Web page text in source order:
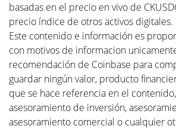
basadas en el precio en vivo de
precio índice de otros activos digitales.
Este contenido e información es
con motivos de informacion
recomendación de Coinbase para
guardar ningún valor, producto
que se hace referencia en el
asesoramiento de inversión,
asesoramiento comercial o cualquier